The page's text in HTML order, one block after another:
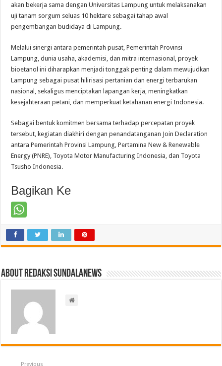
akan bekerja sama dengan Universitas Lampung untuk melaksanakan
uji tanam sorgum seluas 10 hektare sebagai tahap awal
pengembangan budidaya di Lampung.
Melalui sinergi antara pemerintah pusat, Pemerintah Provinsi
Lampung, dunia usaha, akademisi, dan mitra internasional, proyek
bioetanol ini diharapkan menjadi tonggak penting dalam mewujudkan
Lampung sebagai pusat hilirisasi pertanian dan energi terbarukan
nasional, sekaligus menciptakan lapangan kerja, meningkatkan
kesejahteraan petani, dan memperkuat ketahanan energi Indonesia.
Sebagai bentuk komitmen bersama terhadap percepatan proyek
tersebut, kegiatan diakhiri dengan penandatanganan Join Declaration
antara Pemerintah Provinsi Lampung, Pertamina New & Renewable
Energy (PNRE), Toyota Motor Manufacturing Indonesia, dan Toyota
Tsusho Indonesia.
Bagikan Ke
About Redaksi Sundalanews
Previous